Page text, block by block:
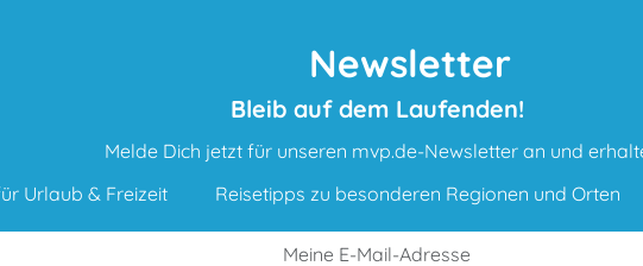
Newsletter
Bleib auf dem Laufenden!
Melde Dich jetzt für unseren mvp.de-Newsletter an und
Urlaub & Freizeit
Reisetipps zu besonderen Regionen und Orten